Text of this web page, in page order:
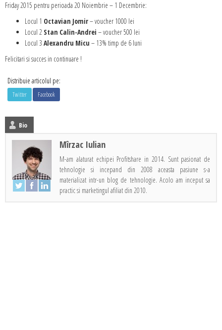
Friday 2015 pentru perioada 20 Noiembrie – 1 Decembrie:
Locul 1 Octavian Jomir– voucher 1000 lei
Locul 2 Stan Calin-Andrei – voucher 500 lei
Locul 3 Alexandru Micu – 13% timp de 6 luni
Felicitari si succes in continuare !
Distribuie articolul pe:
Twitter Facebook
Bio
Mîrzac Iulian
M-am alaturat echipei Profitshare in 2014. Sunt pasionat de
tehnologie si incepand din 2008 aceasta pasiune s-a
materializat intr-un blog de tehnologie. Acolo am inceput sa
practic si marketingul afiliat din 2010.